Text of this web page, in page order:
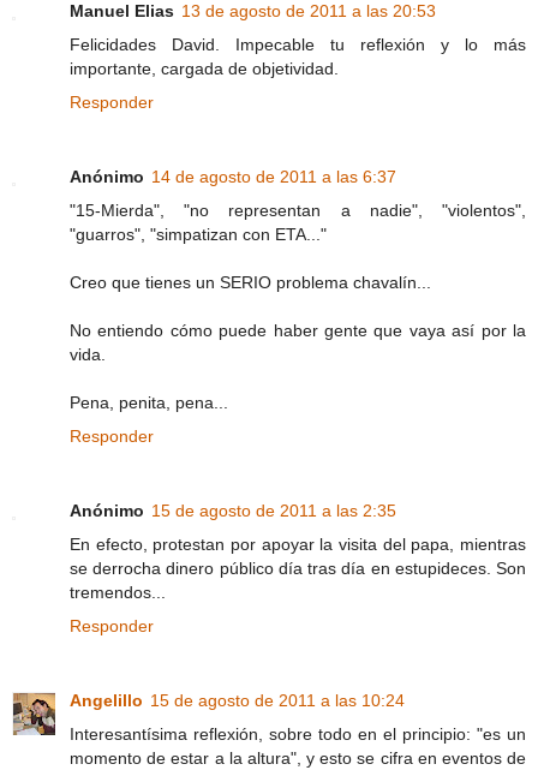
Manuel Elias 13 de agosto de 2011 a las 20:53
Felicidades David. Impecable tu reflexión y lo más
importante, cargada de objetividad.
Responder
Anónimo 14 de agosto de 2011 a las 6:37
"15-Mierda", "no representan a nadie", "violentos",
"guarros", "simpatizan con ETA..."
Creo que tienes un SERIO problema chavalín...
No entiendo cómo puede haber gente que vaya así por la
vida.
Pena, penita, pena...
Responder
Anónimo 15 de agosto de 2011 a las 2:35
En efecto, protestan por apoyar la visita del papa, mientras
se derrocha dinero público día tras día en estupideces. Son
tremendos...
Responder
Angelillo 15 de agosto de 2011 a las 10:24
Interesantísima reflexión, sobre todo en el principio: "es un
momento de estar a la altura", y esto se cifra en eventos de